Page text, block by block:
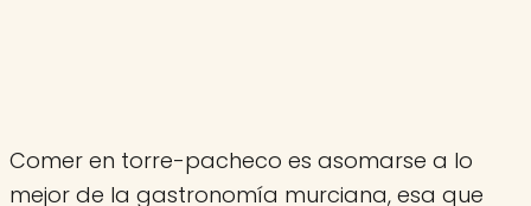
Comer en torre-pacheco es asomarse a lo
mejor de la gastronomía murciana, esa que